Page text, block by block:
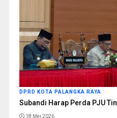
DPRD KOTA PALANGKA RAYA
Subandi Harap Perda PJU
18 Mei 2026